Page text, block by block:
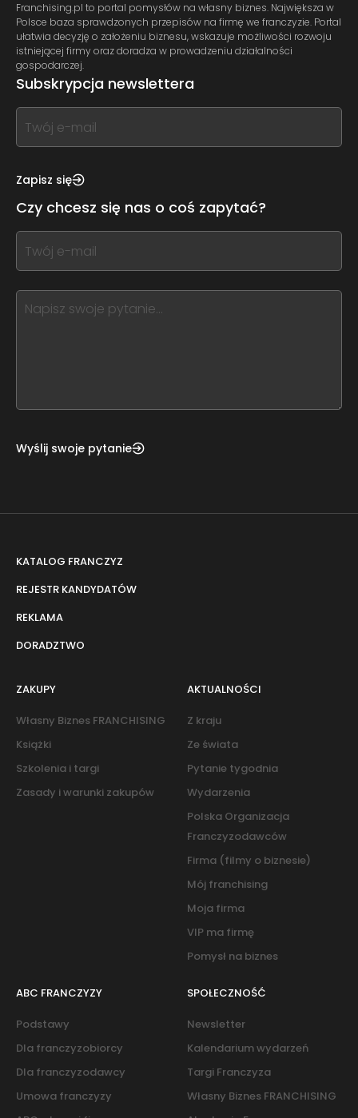
Franchising.pl to portal pomysłów na własny biznes. Największa w
Polsce baza sprawdzonych przepisów na firmę we franczyzie. Portal
ułatwia decyzję o założeniu biznesu, wskazuje możliwości rozwoju
istniejącej firmy oraz doradza w prowadzeniu działalności
gospodarczej.
Subskrypcja newslettera
If
you
this,
this
form
field
blank
Zapisz się
Czy chcesz się nas o coś zapytać?
If
you
this,
leave
Wyślij swoje pytanie
KATALOG FRANCZYZ
REJESTR KANDYDATÓW
REKLAMA
DORADZTWO
ZAKUPY
Własny Biznes FRANCHISING
Książki
Szkolenia i targi
Zasady i warunki zakupów
AKTUALNOŚCI
Z kraju
Ze świata
Pytanie tygodnia
Wydarzenia
Polska Organizacja
Franczyzodawców
Firma (filmy o biznesie)
Mój franchising
Moja firma
VIP ma firmę
Pomysł na biznes
ABC FRANCZYZY
Podstawy
Dla franczyzobiorcy
Dla franczyzodawcy
Umowa franczyzy
SPOŁECZNOŚĆ
Newsletter
Kalendarium wydarzeń
Targi Franczyza
Własny Biznes FRANCHISING